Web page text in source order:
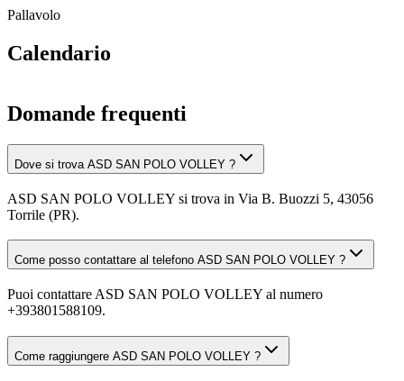
Pallavolo
Calendario
Domande frequenti
Dove si trova ASD SAN POLO VOLLEY ?
ASD SAN POLO VOLLEY si trova in Via B. Buozzi 5, 43056
Torrile (PR).
Come posso contattare al telefono ASD SAN POLO VOLLEY ?
Puoi contattare ASD SAN POLO VOLLEY al numero
+393801588109.
Come raggiungere ASD SAN POLO VOLLEY ?